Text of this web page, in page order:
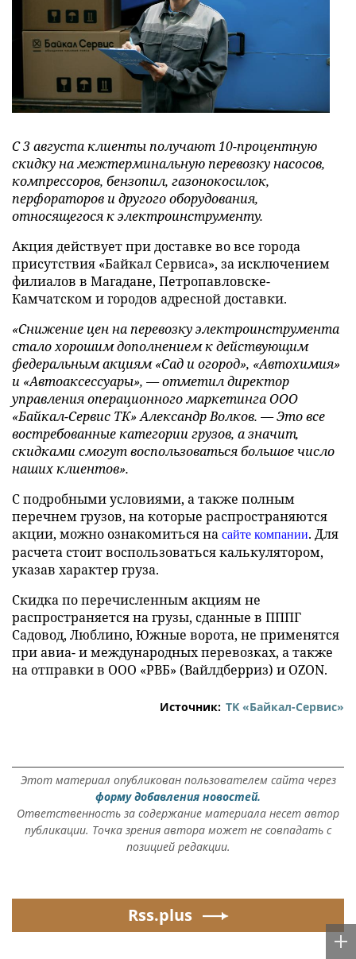
С 3 августа клиенты получают 10-процентную
скидку на межтерминальную перевозку насосов,
компрессоров, бензопил, газонокосилок,
перфораторов и другого оборудования,
относящегося к электроинструменту.
Акция действует при доставке во все города
присутствия «Байкал Сервиса», за исключением
филиалов в Магадане, Петропавловске-
Камчатском и городов адресной доставки.
«Снижение цен на перевозку электроинструмента
стало хорошим дополнением к действующим
федеральным акциям «Сад и огород», «Автохимия»
и «Автоаксессуары», — отметилдиректор
управления операционного маркетинга ООО
«Байкал-Сервис ТК» Александр Волков. — Это все
востребованные категории грузов, а значит,
скидками смогут воспользоваться большое число
наших клиентов».
С подробными условиями, а также полным
перечнем грузов, на которые распространяются
акции, можно ознакомиться на сайте компании. Для
расчета стоит воспользоваться калькулятором,
указав характер груза.
Скидка по перечисленным акциям не
распространяется на грузы, сданные в ПППГ
Садовод, Люблино, Южные ворота, не применятся
при авиа- и международных перевозках, а также
на отправки в ООО «РВБ» (Вайлдберриз) и OZON.
Источник: ТK «Байкал-Сервис»
Этот материал опубликован пользователем сайта через
форму добавления новостей.
Ответственность за содержание материала несет автор
публикации. Точка зрения автора может не совпадать с
позицией редакции.
Rss.plus